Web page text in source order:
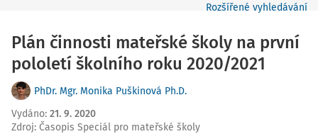
Rozšířené vyhledávání
Plán činnosti mateřské školy na první
pololetí školního roku 2020/2021
PhDr. Mgr. Monika Puškinová Ph.D.
Vydáno: 21. 9. 2020
Zdroj: Časopis Speciál pro mateřské školy